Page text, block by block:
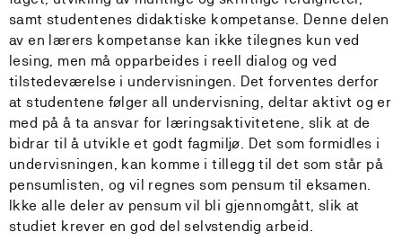
samt studentenes didaktiske kompetanse. Denne delen
av en lærers kompetanse kan ikke tilegnes kun ved
lesing, men må opparbeides i reell dialog og ved
tilstedeværelse i undervisningen. Det forventes derfor
at studentene følger all undervisning, deltar aktivt og er
med på å ta ansvar for læringsaktivitetene, slik at de
bidrar til å utvikle et godt fagmiljø. Det som formidles i
undervisningen, kan komme i tillegg til det som står på
pensumlisten, og vil regnes som pensum til eksamen.
Ikke alle deler av pensum vil bli gjennomgått, slik at
studiet krever en god del selvstendig arbeid.